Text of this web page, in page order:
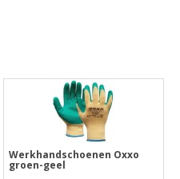
Werkhandschoenen Oxxo
groen-geel